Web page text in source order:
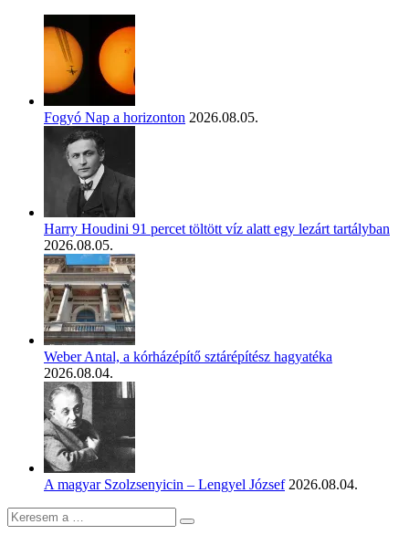
Fogyó Nap a horizonton 2026.08.05.
Harry Houdini 91 percet töltött víz alatt egy lezárt tartályban
2026.08.05.
Weber Antal, a kórházépítő sztárépítész hagyatéka
2026.08.04.
A magyar Szolzsenyicin – Lengyel József 2026.08.04.